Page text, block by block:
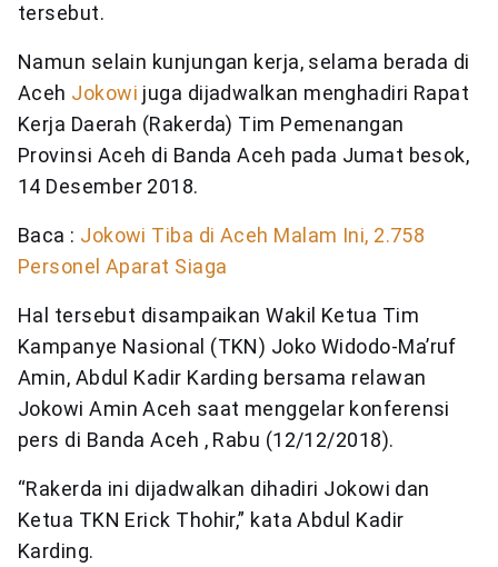
tersebut.
Namun selain kunjungan kerja, selama berada di
Aceh Jokowi juga dijadwalkan menghadiri Rapat
Kerja Daerah (Rakerda) Tim Pemenangan
Provinsi Aceh di Banda Aceh pada Jumat besok,
14 Desember 2018.
Baca : Jokowi Tiba di Aceh Malam Ini, 2.758
Personel Aparat Siaga
Hal tersebut disampaikan Wakil Ketua Tim
Kampanye Nasional (TKN) Joko Widodo-Ma’ruf
Amin, Abdul Kadir Karding bersama relawan
Jokowi Amin Aceh saat menggelar konferensi
pers di Banda Aceh , Rabu (12/12/2018).
“Rakerda ini dijadwalkan dihadiri Jokowi dan
Ketua TKN Erick Thohir,” kata Abdul Kadir
Karding.